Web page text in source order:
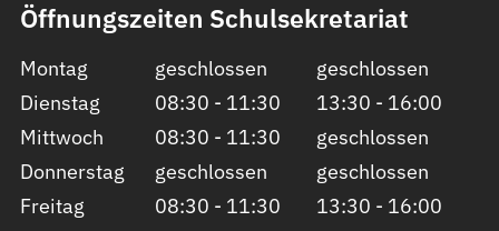
Öffnungszeiten Schulsekretariat
Montag geschlossen
geschlossen
Dienstag
08:30 - 11:30
13:30 - 16:00
Mittwoch
08:30 - 11:30
geschlossen
Donnerstag
geschlossen
geschlossen
Freitag
08:30 - 11:30 13:30 - 16:00